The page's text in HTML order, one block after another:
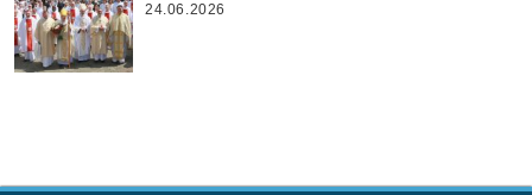
24.06.2026